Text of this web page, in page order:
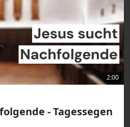
2:00
- Tagessegen